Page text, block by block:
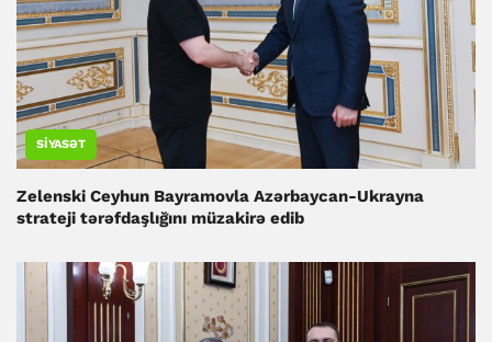
SIYASƏT
Zelenski Ceyhun Bayramovla Azərbaycan-Ukrayna
strateji tərəfdaşlığını müzakirə edib